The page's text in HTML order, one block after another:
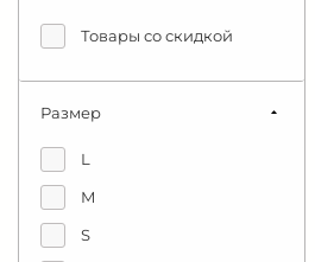
Товары со скидкой
Размер
L
M
S